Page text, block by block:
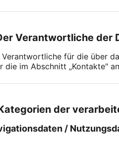
Verantwortliche der
Verantwortliche für die über
die im Abschnitt „Kontakte"
der
/